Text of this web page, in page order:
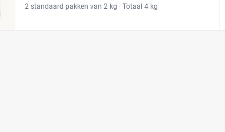
2 standaard pakken van 2 kg · Totaal 4 kg